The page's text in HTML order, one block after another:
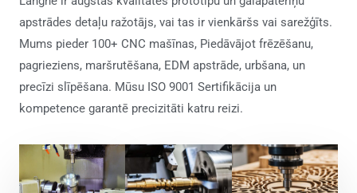
apstrādes detaļu ražotājs, vai tas ir vienkāršs vai sarežģīts.
Mums pieder 100+ CNC mašīnas, Piedāvājot frēzēšanu,
pagrieziens, maršrutēšana, EDM apstrāde, urbšana, un
precīzi slīpēšana. Mūsu ISO 9001 Sertifikācija un
kompetence garantē precizitāti katru reizi.